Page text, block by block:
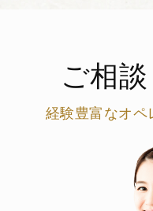
ご相
経験豊富なオペ